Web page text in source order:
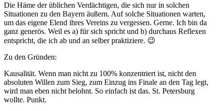
Die Häme der üblichen Verdächtigen, die sich nur in solchen
Situationen zu den Bayern äußern. Auf solche Situationen warten,
um das eigene Elend ihres Vereins zu vergessen. Gerne. Ich bin da
ganz generös. Weil es a) für sich spricht und b) durchaus Reflexen
entspricht, die ich ab und an selber praktiziere. 😉
Zu den Gründen:
Kausalität. Wenn man nicht zu 100% konzentriert ist, nicht den
absoluten Willen zum Sieg, zum Einzug ins Finale an den Tag legt,
wird man eben nicht belohnt. So einfach ist das. St. Petersburg
wollte. Punkt.